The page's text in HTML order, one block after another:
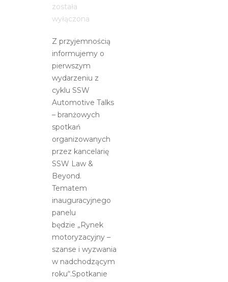
Talks!
została
wyłączona
Z przyjemnością
informujemy o
pierwszym
wydarzeniu z
cyklu SSW
Automotive Talks
– branżowych
spotkań
organizowanych
przez kancelarię
SSW Law &
Beyond.
Tematem
inauguracyjnego
panelu
będzie „Rynek
motoryzacyjny –
szanse i wyzwania
w nadchodzącym
roku“.Spotkanie